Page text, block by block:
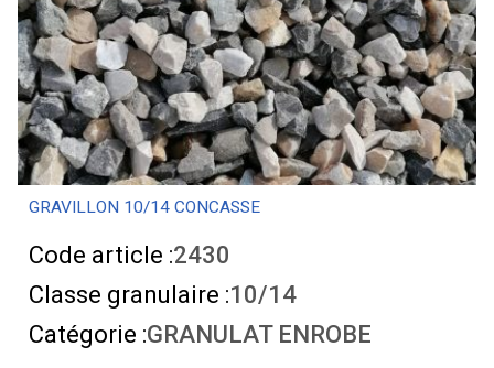
GRAVILLON 10/14 CONCASSE
Code article :2430
Classe granulaire :10/14
Catégorie :GRANULAT ENROBE